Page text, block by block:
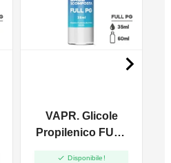
VAPR. Glicole
Propilenico FULL
 Disponibile!
